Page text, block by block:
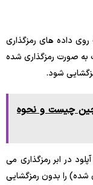
داده های رمزگذاری
صورت رمزگذاری شده
شود.
چیست و نحوه
در ابر رمزگذاری می
شده) را بدون رمزگشایی